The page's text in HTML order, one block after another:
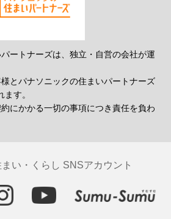
ートナーズは、独立・自営の会社が運
とパナソニックの住まいパートナーズ
す。
にかかる一切の事項につき責任を負わ
い・くらし SNSアカウント